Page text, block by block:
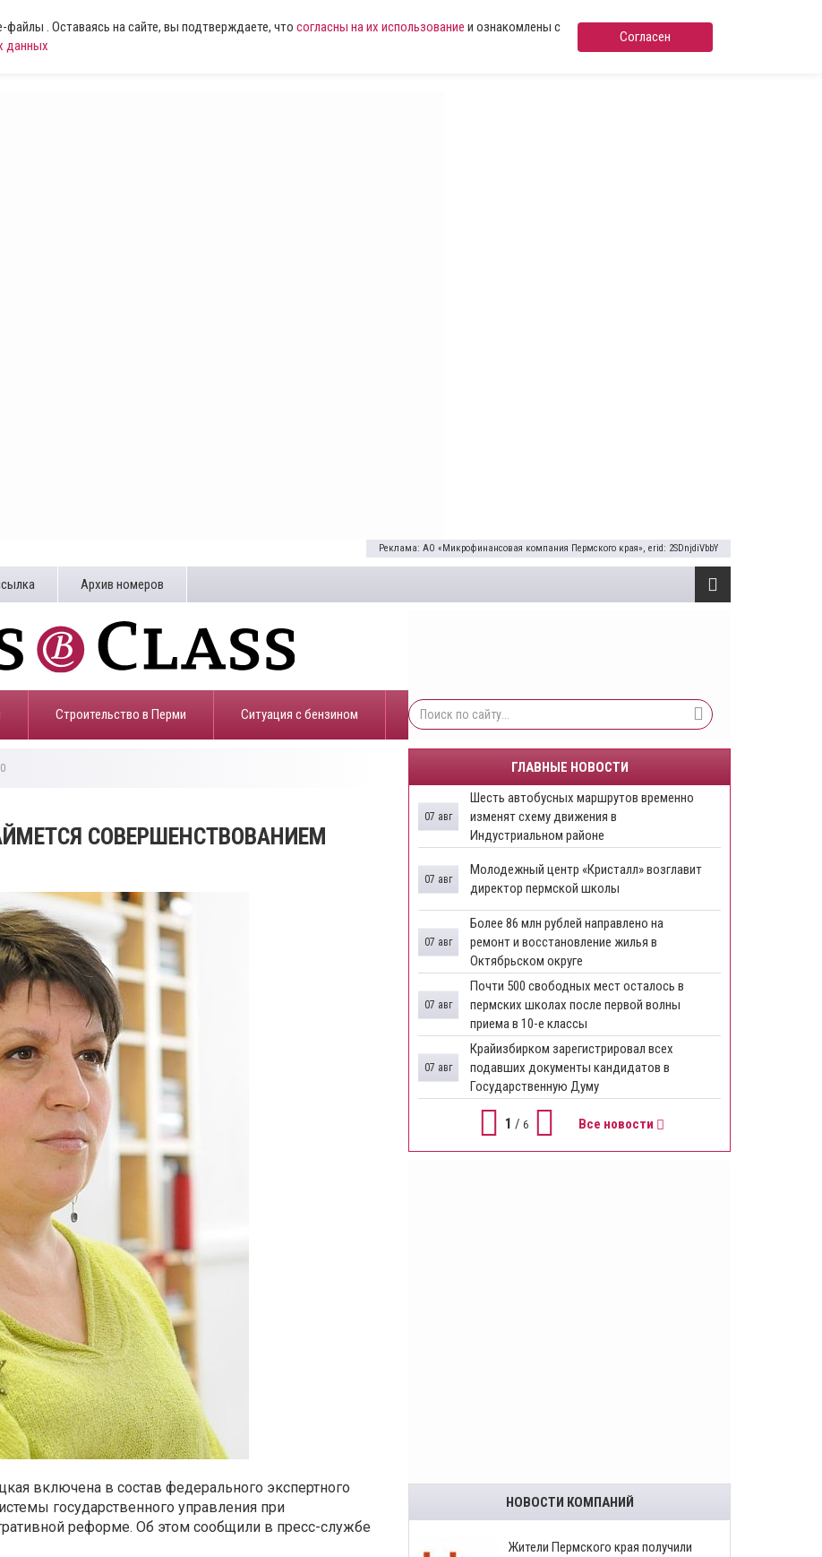
. Оставаясь на сайте, вы подтверждаете, что согласны на их использование и ознакомлены с
данных
Согласен
Реклама: АО «Микрофинансовая компания Пермского края», erid: 2SDnjdiVbbY
Архив номеров
Строительство в Перми ​Ситуация с бензином
СОВЕРШЕНСТВОВАНИЕМ
включена в состав федерального экспертного
государственного управления при
реформе. Об этом сообщили в пресс-службе
ГЛАВНЫЕ НОВОСТИ
Шесть автобусных маршрутов временно
изменят схему движения в
Индустриальном районе
07 авг
Молодежный центр «Кристалл» возглавит
директор пермской школы
07 авг
Более 86 млн рублей направлено на
ремонт и восстановление жилья в
Октябрьском округе
07 авг
Почти 500 свободных мест осталось в
пермских школах после первой волны
приема в 10-е классы
07 авг
Крайизбирком зарегистрировал всех
подавших документы кандидатов в
Государственную Думу
07 авг
1 / 6 Все новости
НОВОСТИ КОМПАНИЙ
​Жители Пермского края получили